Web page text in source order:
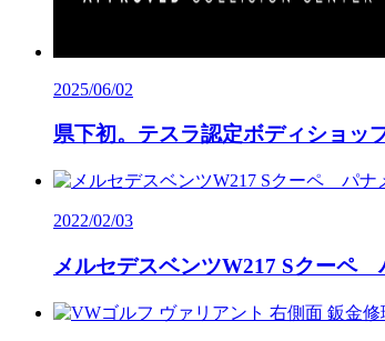
2025/06/02
県下初。テスラ認定ボディショッ
2022/02/03
メルセデスベンツW217 Sクーペ